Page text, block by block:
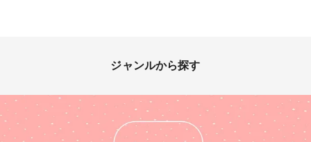
ジャンルから探す